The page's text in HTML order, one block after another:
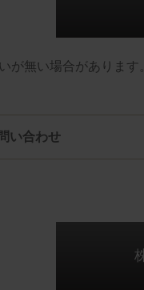
が無い場合がありま
い合わせ